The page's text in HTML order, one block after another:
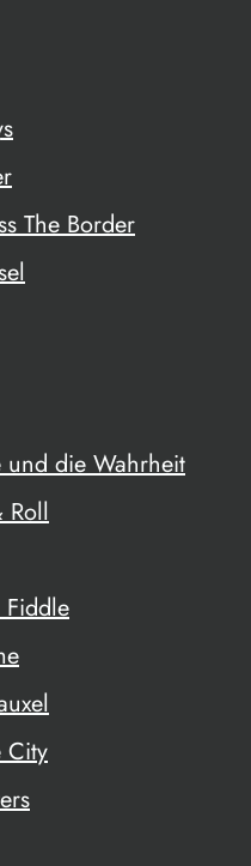
The Border
und die Wahrheit
Roll
City